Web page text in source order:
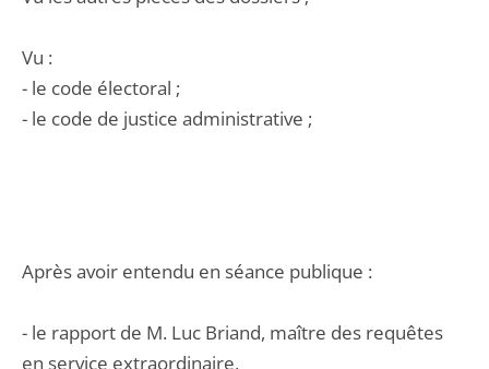
Vu :
- le code électoral ;
- le code de justice administrative ;
Après avoir entendu en séance publique :
- le rapport de M. Luc Briand, maître des requêtes
en service extraordinaire,